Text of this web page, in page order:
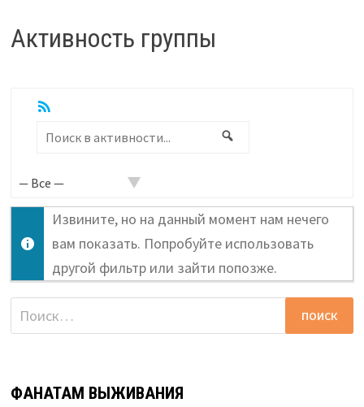
Активность группы
RSS
Поиск
активности...
Извините, но на данный момент нам нечего
вам показать. Попробуйте использовать
другой фильтр или зайти попозже.
Найти:
ФАНАТАМ ВЫЖИВАНИЯ